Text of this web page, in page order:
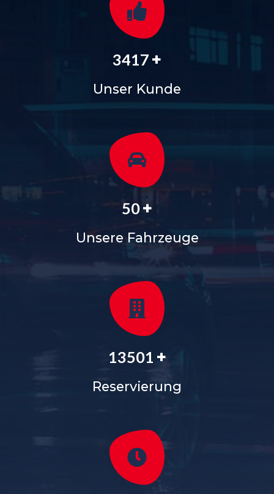
3829 +
Unser Kunde
56+
Unsere Fahrzeuge
15127 +
Reservierung